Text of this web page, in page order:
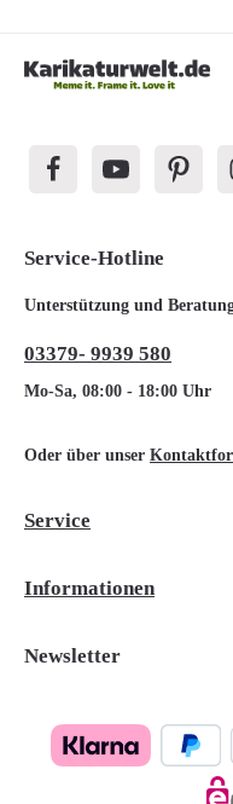
Service-Hotline
Unterstützung und
03379- 9939 580
Mo-Sa, 08:00 - 18:00 Uhr
Oder über unser
Service
Informationen
Newsletter